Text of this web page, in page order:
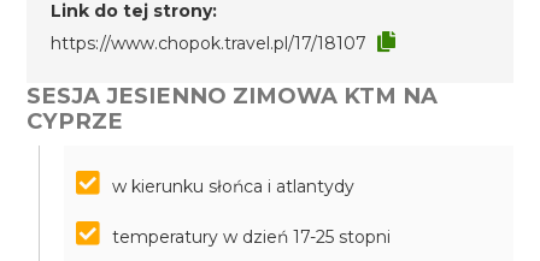
Link do tej strony:
https://www.chopok.travel.pl/17/18107
SESJA JESIENNO ZIMOWA KTM NA
CYPRZE
w kierunku słońca i atlantydy
temperatury w dzień 17-25 stopni